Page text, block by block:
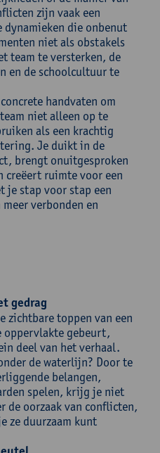
zijn vaak een
dynamieken die onbenut
niet als obstakels
team te versterken, de
en de schoolcultuur te
handvaten om
niet alleen op te
als een krachtig
Je duikt in de
brengt onuitgesproken
creëert ruimte voor een
je stap voor stap een
verbonden en
gedrag
zichtbare toppen van een
oppervlakte gebeurt,
deel van het verhaal.
de waterlijn? Door te
belangen,
spelen, krijg je niet
de oorzaak van conflicten,
ze duurzaam kunt